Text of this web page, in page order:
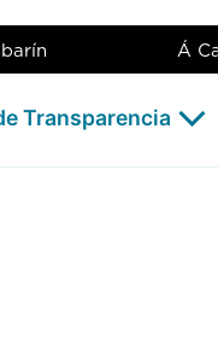
Á
Transparencia